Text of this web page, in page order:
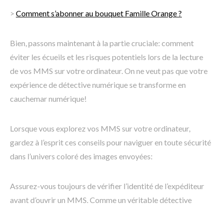
> Comment s’abonner au bouquet Famille Orange ?
Bien, passons maintenant à la partie cruciale: comment
éviter les écueils et les risques potentiels lors de la lecture
de vos MMS sur votre ordinateur. On ne veut pas que votre
expérience de détective numérique se transforme en
cauchemar numérique!
Lorsque vous explorez vos MMS sur votre ordinateur,
gardez à l’esprit ces conseils pour naviguer en toute sécurité
dans l’univers coloré des images envoyées:
Assurez-vous toujours de vérifier l’identité de l’expéditeur
avant d’ouvrir un MMS. Comme un véritable détective